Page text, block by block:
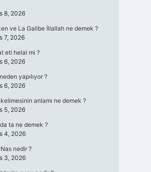
8, 2026
ve La Galibe İllallah ne demek ?
7, 2026
eti helal mi ?
6, 2026
yapılıyor ?
6, 2026
anlamı ne demek ?
5, 2026
ta ne demek ?
4, 2026
nedir ?
3, 2026